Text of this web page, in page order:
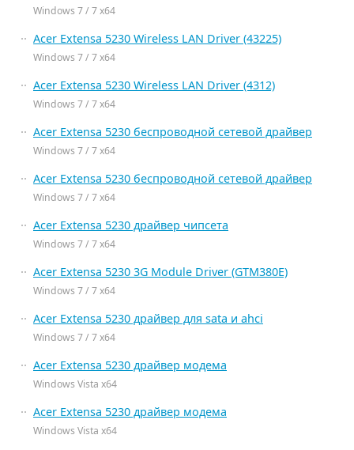
Windows 7 / 7 x64
Acer Extensa 5230 Wireless LAN Driver (43225)
Windows 7 / 7 x64
Acer Extensa 5230 Wireless LAN Driver (4312)
Windows 7 / 7 x64
Acer Extensa 5230 беспроводной сетевой драйвер
Windows 7 / 7 x64
Acer Extensa 5230 беспроводной сетевой драйвер
Windows 7 / 7 x64
Acer Extensa 5230 драйвер чипсета
Windows 7 / 7 x64
Acer Extensa 5230 3G Module Driver (GTM380E)
Windows 7 / 7 x64
Acer Extensa 5230 драйвер для sata и ahci
Windows 7 / 7 x64
Acer Extensa 5230 драйвер модема
Windows Vista x64
Acer Extensa 5230 драйвер модема
Windows Vista x64